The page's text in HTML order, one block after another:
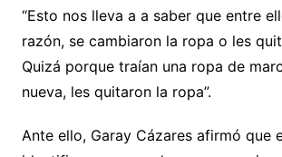
“Esto nos lleva a a saber que entre
razón, se cambiaron la ropa o les
Quizá porque traían una ropa de
nueva, les quitaron la ropa”.
Ante ello, Garay Cázares afirmó que